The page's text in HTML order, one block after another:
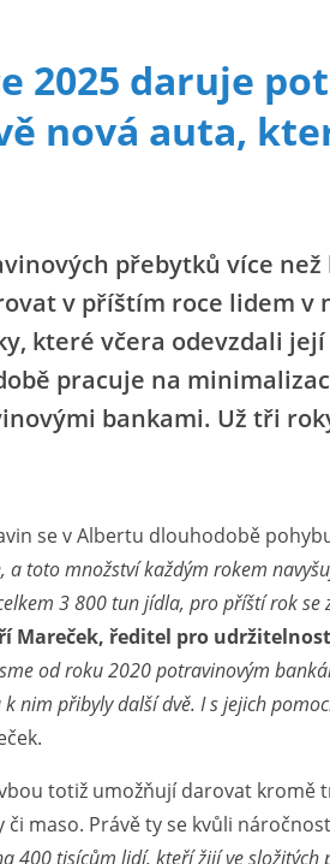
2025 daruje
nová auta,
přebytků více
v příštím roce lidem
které včera odevzdali
pracuje na
bankami. Už tři
se v Albertu dlouhodobě
a toto množství každým rokem
3 800 tun jídla, pro příští rok se
Mareček, ředitel pro
od roku 2020 potravinovým
k nim přibyly další dvě. I s jejich
totiž umožňují darovat kromě
či maso. Právě ty se kvůli
400 tisícům lidí, kteří žijí ve